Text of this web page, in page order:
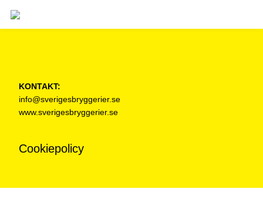
KONTAKT:
info@sverigesbryggerier.se
www.sverigesbryggerier.se
Cookiepolicy